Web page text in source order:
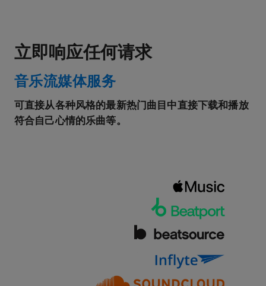
立即响应任何请求
音乐流媒体服务
可直接从各种风格的最新热门曲目中直接下载和播放
符合自己心情的乐曲等。